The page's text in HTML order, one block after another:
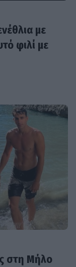
με
φιλί με
στη Μήλο